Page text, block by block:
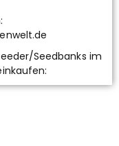
Seedbanks im